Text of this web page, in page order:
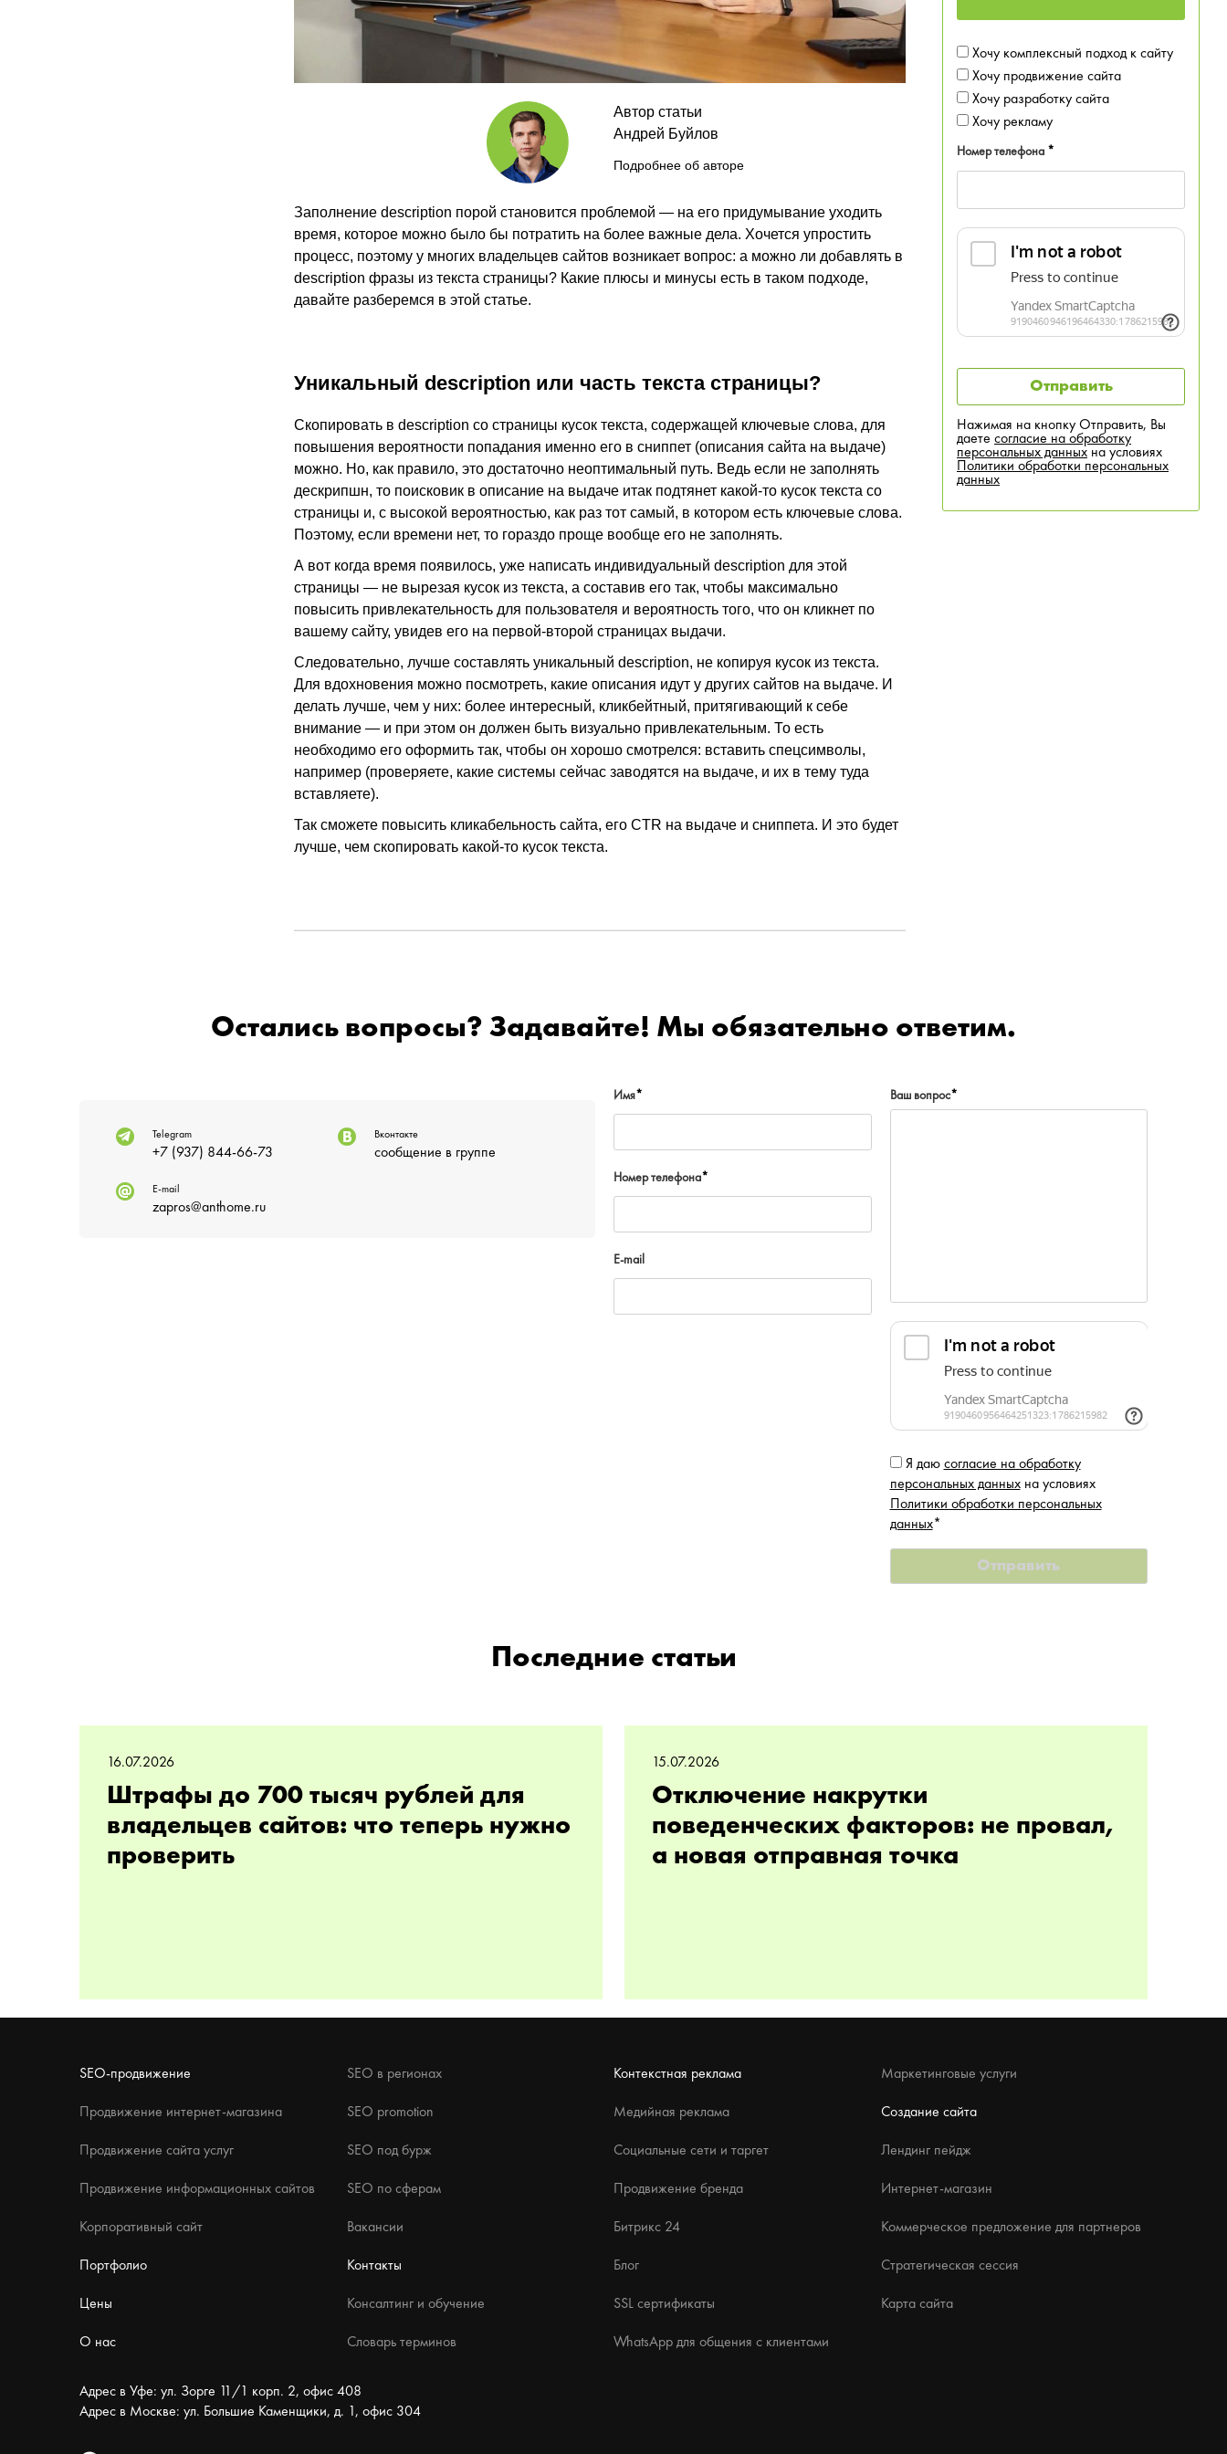
Автор статьи
Андрей Буйлов
Подробнее об авторе
Заполнение description порой становится проблемой — на его придумывание уходить
время, которое можно было бы потратить на более важные дела. Хочется упростить
процесс, поэтому у многих владельцев сайтов возникает вопрос: а можно ли добавлять в
description фразы из текста страницы? Какие плюсы и минусы есть в таком подходе,
давайте разберемся в этой статье.
Уникальный description или часть текста страницы?
Скопировать в description со страницы кусок текста, содержащей ключевые слова, для
повышения вероятности попадания именно его в сниппет (описания сайта на выдаче)
можно. Но, как правило, это достаточно неоптимальный путь. Ведь если не заполнять
дескрипшн, то поисковик в описание на выдаче итак подтянет какой-то кусок текста со
страницы и, с высокой вероятностью, как раз тот самый, в котором есть ключевые слова.
Поэтому, если времени нет, то гораздо проще вообще его не заполнять.
А вот когда время появилось, уже написать индивидуальный description для этой
страницы — не вырезая кусок из текста, а составив его так, чтобы максимально
повысить привлекательность для пользователя и вероятность того, что он кликнет по
вашему сайту, увидев его на первой-второй страницах выдачи.
Следовательно, лучше составлять уникальный description, не копируя кусок из текста.
Для вдохновения можно посмотреть, какие описания идут у других сайтов на выдаче. И
делать лучше, чем у них: более интересный, кликбейтный, притягивающий к себе
внимание — и при этом он должен быть визуально привлекательным. То есть
необходимо его оформить так, чтобы он хорошо смотрелся: вставить спецсимволы,
например (проверяете, какие системы сейчас заводятся на выдаче, и их в тему туда
вставляете).
Так сможете повысить кликабельность сайта, его CTR на выдаче и сниппета. И это будет
лучше, чем скопировать какой-то кусок текста.
Хочу комплексный подход к сайту
Хочу продвижение сайта
Хочу разработку сайта
Хочу рекламу
Номер телефона *
Нажимая на кнопку Отправить, Вы
даете согласие на обработку
персональных данных на условиях
Политики обработки персональных
данных
Остались вопросы? Задавайте! Мы обязательно ответим.
Telegram
+7 (937) 844-66-73
Вконтакте
сообщение в группе
E-mail
zapros@anthome.ru
Имя*
Номер телефона*
E-mail
Ваш вопрос*
Я даю согласие на обработку
персональных данныхна условиях
Политики обработки персональных
данных*
Последние статьи
16.07.2026
Штрафы до 700 тысяч рублей для
владельцев сайтов: что теперь нужно
проверить
15.07.2026
Отключение накрутки
поведенческих факторов: не провал,
а новая отправная точка
SEO-продвижение
Продвижение интернет-магазина
Продвижение сайта услуг
Продвижение информационных сайтов
SEO в регионах
SEO promotion
SEO под бурж
SEO по сферам
Контекстная реклама
Медийная реклама
Социальные сети и таргет
Продвижение бренда
Маркетинговые услуги
Создание сайта
Лендинг пейдж
Интернет-магазин
Корпоративный сайт
Портфолио
Цены
О нас
Вакансии
Контакты
Консалтинг и обучение
Словарь терминов
Битрикс 24
Блог
SSL сертификаты
WhatsApp для общения с клиентами
Коммерческое предложение для партнеров
Стратегическая сессия
Карта сайта
Адрес в Уфе: ул. Зорге 11/1 корп. 2, офис 408
Адрес в Москве: ул. Большие Каменщики, д. 1, офис 304